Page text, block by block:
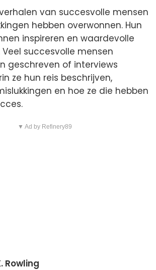
van succesvolle mensen
hebben overwonnen. Hun
inspireren en waardevolle
Veel succesvolle mensen
geschreven of interviews
ze hun reis beschrijven,
en hoe ze die hebben
▼ Ad by Refinery89
Rowling